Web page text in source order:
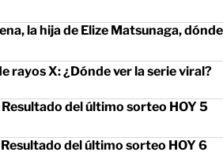
la hija de Elize Matsunaga, dónde
rayos X: ¿Dónde ver la serie viral?
del último sorteo HOY 5
del último sorteo HOY 6